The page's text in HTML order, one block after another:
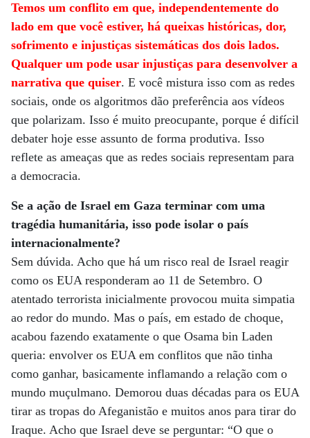
Temos um conflito em que, independentemente do
lado em que você estiver, há queixas históricas, dor,
sofrimento e injustiças sistemáticas dos dois lados.
Qualquer um pode usar injustiças para desenvolver a
narrativa que quiser. E você mistura isso com as redes
sociais, onde os algoritmos dão preferência aos vídeos
que polarizam. Isso é muito preocupante, porque é difícil
debater hoje esse assunto de forma produtiva. Isso
reflete as ameaças que as redes sociais representam para
a democracia.
Se a ação de Israel em Gaza terminar com uma
tragédia humanitária, isso pode isolar o país
internacionalmente?
Sem dúvida. Acho que há um risco real de Israel reagir
como os EUA responderam ao 11 de Setembro. O
atentado terrorista inicialmente provocou muita simpatia
ao redor do mundo. Mas o país, em estado de choque,
acabou fazendo exatamente o que Osama bin Laden
queria: envolver os EUA em conflitos que não tinha
como ganhar, basicamente inflamando a relação com o
mundo muçulmano. Demorou duas décadas para os EUA
tirar as tropas do Afeganistão e muitos anos para tirar do
Iraque. Acho que Israel deve se perguntar: “O que o